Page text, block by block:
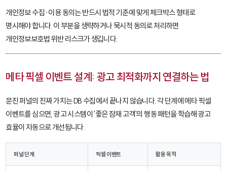
개인정보 수집·이용 동의는 반드시 법적 기준에 맞게 체크박스 형태로
명시해야 합니다. 이 부분을 생략하거나 묵시적 동의로 처리하면
개인정보보호법 위반 리스크가 생깁니다.
메타 픽셀 이벤트 설계: 광고 최적화까지 연결하는 법
문진 퍼널의 진짜 가치는 DB 수집에서 끝나지 않습니다. 각 단계에 메타 픽셀
이벤트를 심으면, 광고 시스템이 '좋은 잠재 고객'의 행동 패턴을 학습해 광고
효율이 자동으로 개선됩니다.
퍼널 단계 픽셀 이벤트 활용 목적